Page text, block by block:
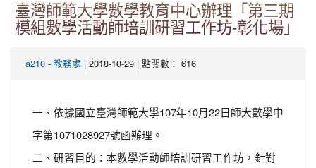
臺灣師範大學數學教育中心辦理「第三期
模組數學活動師培訓研習工作坊-彰化場」
a210 - 教務處 | 2018-10-29 | 點閱數： 616
一、依據國立臺灣師範大學107年10月22日師大數學中
字第1071028927號函辦理。
二、研習目的：本數學活動師培訓研習工作坊，針對